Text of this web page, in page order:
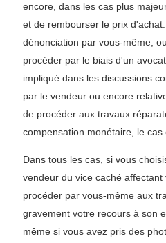
encore, dans les cas plus
et de rembourser le prix
dénonciation par vous-même,
procéder par le biais d'un
impliqué dans les discussions
par le vendeur ou encore
de procéder aux travaux
compensation monétaire, le cas
Dans tous les cas, si vous
vendeur du vice caché
procéder par vous-même aux
gravement votre recours à son
même si vous avez pris des